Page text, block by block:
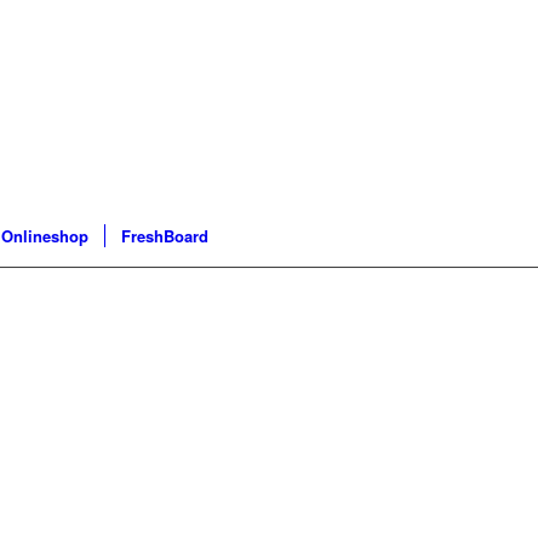
Onlineshop FreshBoard